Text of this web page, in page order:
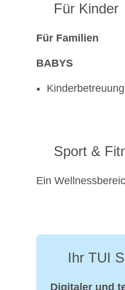
Für Kinder
Für Familien
BABYS
Sport &
Ein
Ihr TUI
Digitaler und